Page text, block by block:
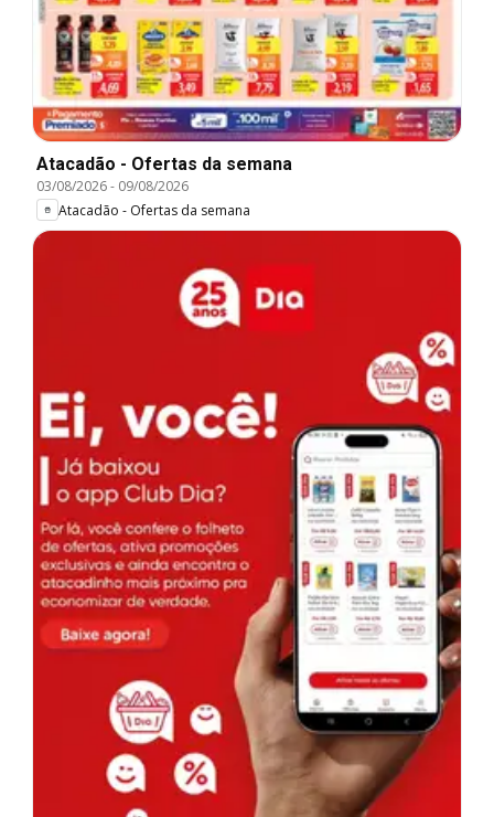
Atacadão - Ofertas da semana
03/08/2026- 09/08/2026
Atacadão - Ofertas da semana